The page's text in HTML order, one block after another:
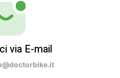
via E-mail